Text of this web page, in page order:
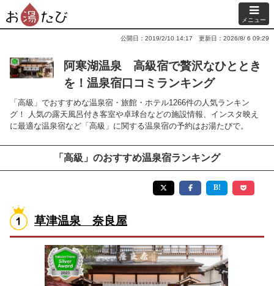
メニュー
公開日：2019/2/10 14:17 更新日：2026/8/ 6 09:29
阿寒湖温泉 高級宿で贅沢なひととき
を！温泉宿口コミランキング
「高級」でおすすめな温泉宿・旅館・ホテル1266件の人気ランキン
グ！ 人気の露天風呂付き客室や卓球台などの施設情報、インスタ映え
に最適な温泉宿など「高級」に関する温泉宿の予約はお湯たびで。
「高級」のおすすめ温泉宿ランキング
草津温泉 奈良屋